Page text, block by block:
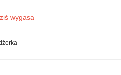
wygasa